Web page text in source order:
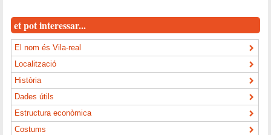
et pot interessar...
El nom és Vila-real
Localització
Història
Dades útils
Estructura econòmica
Costums